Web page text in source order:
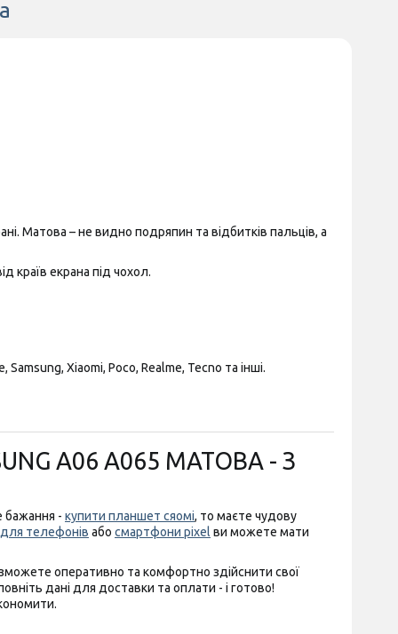
Матова – не видно подряпин та відбитків пальців, а
країв екрана під чохол.
Xiaomi, Poco, Realme, Tecno та інші.
A06 A065 МАТОВА - З
бажання - купити планшет сяомі, то маєте чудову
для телефонів або смартфони pixel ви можете мати
оперативно та комфортно здійснити свої
дані для доставки та оплати - і готово!